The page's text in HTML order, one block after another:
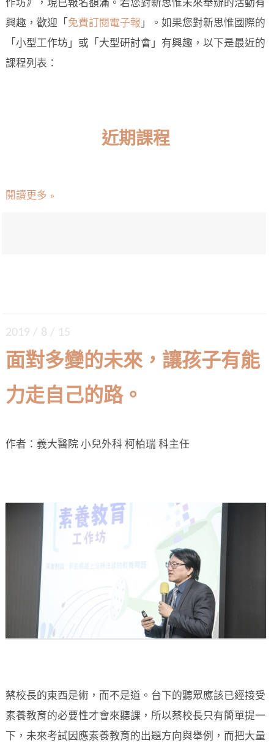
作坊》，現已報名額滿。若您對新思惟未來舉辦的活動有
興趣，歡迎「 免費訂閱電子報 」。如果您對新思惟國際的
「小型工作坊」或「大型研討會」有興趣，以下是最近的
課程列表：
近期課程
閱讀更多 »
2019 / 8 / 15
面對多變的未來，讓孩子有能
力走自己的路。
作者：義大醫院 小兒外科 柯柏瑞 科主任
蔡校長的東西是術，而不是道。台下的聽眾應該已經接受
素養教育的必要性才會來聽課，所以蔡校長只有簡單提一
下，未來考試因應素養教育的出題方向與舉例，而把大量